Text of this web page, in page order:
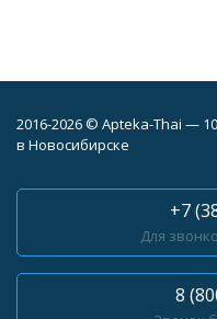
2016-2026 © Apteka-Thai —
в Новосибирске
+7
Для
8